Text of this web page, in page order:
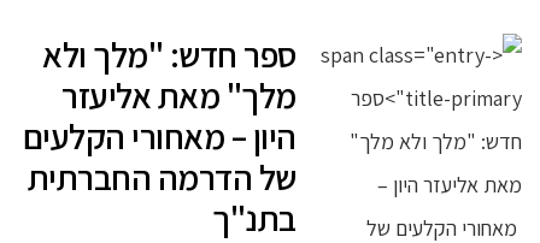
ספר חדש: "מלך ולא
מלך" מאת אליעזר
היון – מאחורי הקלעים
של הדרמה החברתית
בתנ"ך